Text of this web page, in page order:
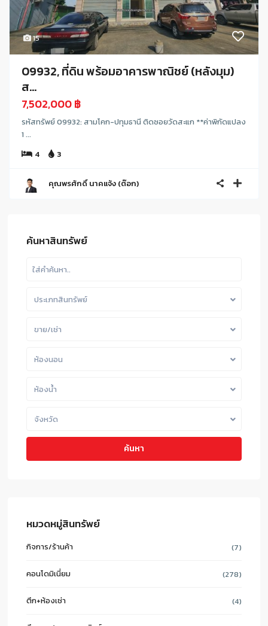
15
09932, ที่ดิน พร้อมอาคารพาณิชย์ (หลังมุม)
ส...
7,502,000 ฿
รหัสทรัพย์ 09932: สามโคก-ปทุมธานี ติดซอยวัดสะแก **ค่าพิกัดแปลง
1 ...
4
3
คุณพรศักดิ์ นาคแจ้ง (ต๊อก)
ค้นหาสินทรัพย์
ประเภทสินทรัพย์
ขาย/เช่า
ห้องนอน
ห้องน้ำ
จังหวัด
ค้นหา
หมวดหมู่สินทรัพย์
กิจการ/ร้านค้า (7)
คอนโดมิเนี่ยม (278)
ตึก+ห้องเช่า (4)